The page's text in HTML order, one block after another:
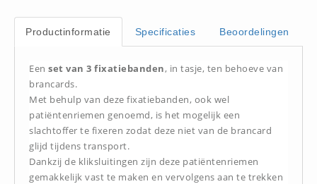
AED batterijen (12)
AED elektroden (18)
AED tassen (14)
Beademings materialen (6)
AED trainers (14)
BHV Kasten
BHV kasten (5)
Productinformatie Specificaties Beoordelingen
Een set van 3 fixatiebanden, in tasje, ten behoeve van
brancards.
Met behulp van deze fixatiebanden, ook wel
patiëntenriemen genoemd, is het mogelijk een
slachtoffer te fixeren zodat deze niet van de brancard
glijd tijdens transport.
Dankzij de kliksluitingen zijn deze patiëntenriemen
gemakkelijk vast te maken en vervolgens aan te trekken